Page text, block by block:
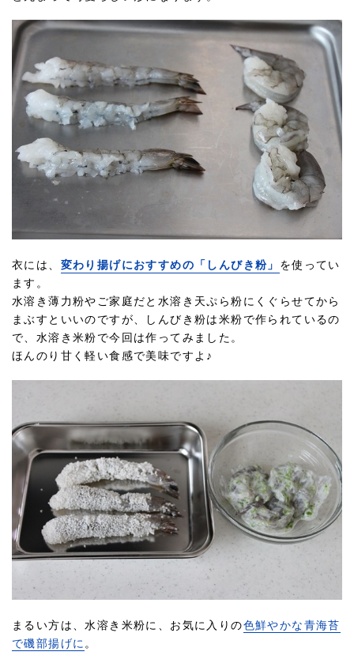
衣には、 変わり揚げにおすすめの「しんびき粉」 を使ってい
ます。
水溶き薄力粉やご家庭だと水溶き天ぷら粉にくぐらせてから
まぶすといいのですが、しんびき粉は米粉で作られているの
で、水溶き米粉で今回は作ってみました。
ほんのり甘く軽い食感で美味ですよ♪
まるい方は、水溶き米粉に、お気に入りの色鮮やかな青海苔
で磯部揚げに 。